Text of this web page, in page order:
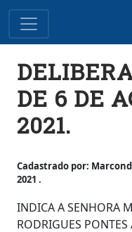
content
DE 6 DE
2021.
Cadastrado por:
2021 .
INDICA A SENHORA
RODRIGUES PONTES